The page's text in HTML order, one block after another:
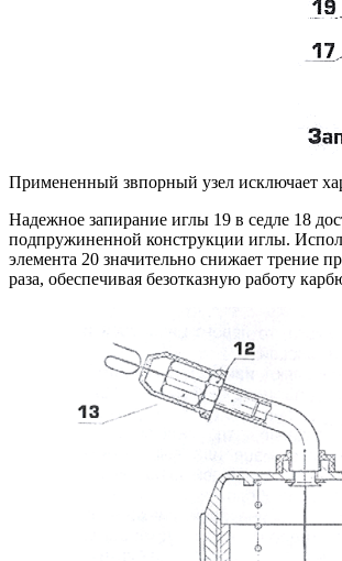
Примененный звпорный узел исключает
Надежное запирание иглы 19 в седле 18
подпружиненной конструкции иглы.
элемента 20 значительно снижает трение
раза, обеспечивая безотказную работу